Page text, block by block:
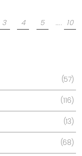
3 4 5 .... 10
57
116
13
68